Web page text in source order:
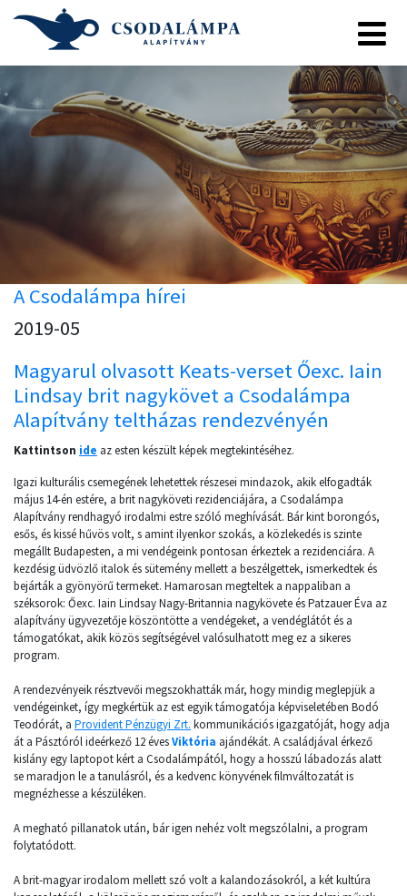
A Csodalámpa hírei
2019-05
Magyarul olvasott Keats-verset Őexc. Iain
Lindsay brit nagykövet a Csodalámpa
Alapítvány teltházas rendezvényén
Kattintson ide az esten készült képek megtekintéséhez.
Igazi kulturális csemegének lehetettek részesei mindazok, akik elfogadták
május 14-én estére, a brit nagyköveti rezidenciájára, a Csodalámpa
Alapítvány rendhagyó irodalmi estre szóló meghívását. Bár kint borongós,
esős, és kissé hűvös volt, s amint ilyenkor szokás, a közlekedés is szinte
megállt Budapesten, a mi vendégeink pontosan érkeztek a rezidenciára. A
kezdésig üdvözlő italok és sütemény mellett a beszélgettek, ismerkedtek és
bejárták a gyönyörű termeket. Hamarosan megteltek a nappaliban a
széksorok: Őexc. Iain Lindsay Nagy-Britannia nagykövete és Patzauer Éva az
alapítvány ügyvezetője köszöntötte a vendégeket, a vendéglátót és a
támogatókat, akik közös segítségével valósulhatott meg ez a sikeres
program.
A rendezvényeik résztvevői megszokhatták már, hogy mindig meglepjük a
vendégeinket, így megkértük az est egyik támogatója képviseletében Bodó
Teodórát, a Provident Pénzügyi Zrt. kommunikációs igazgatóját, hogy adja
át a Pásztóról ideérkező 12 évesViktória ajándékát. A családjával érkező
kislány egy laptopot kért a Csodalámpától, hogy a hosszú lábadozás alatt
se maradjon le a tanulásról, és a kedvenc könyvének filmváltozatát is
megnézhesse a készüléken.
A megható pillanatok után, bár igen nehéz volt megszólalni, a program
folytatódott.
A brit-magyar irodalom mellett szó volt a kalandozásokról, a két kultúra